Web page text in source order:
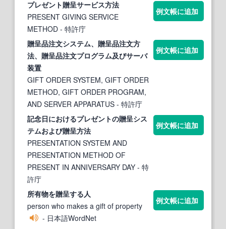
プレゼント贈呈サービス方法
PRESENT GIVING SERVICE
METHOD - 特許庁
例文帳に追加
贈呈品注文システム、 贈呈品注文方
法、 贈呈品注文プログラム及びサーバ
装置
GIFT ORDER SYSTEM, GIFT ORDER
METHOD, GIFT ORDER PROGRAM,
AND SERVER APPARATUS - 特許庁
例文帳に追加
記念日におけるプレゼントの贈呈シス
テムおよび贈呈方法
PRESENTATION SYSTEM AND
PRESENTATION METHOD OF
PRESENT IN ANNIVERSARY DAY - 特
許庁
例文帳に追加
所有物を贈呈する人
person who makes a gift of property
- 日本語WordNet
例文帳に追加